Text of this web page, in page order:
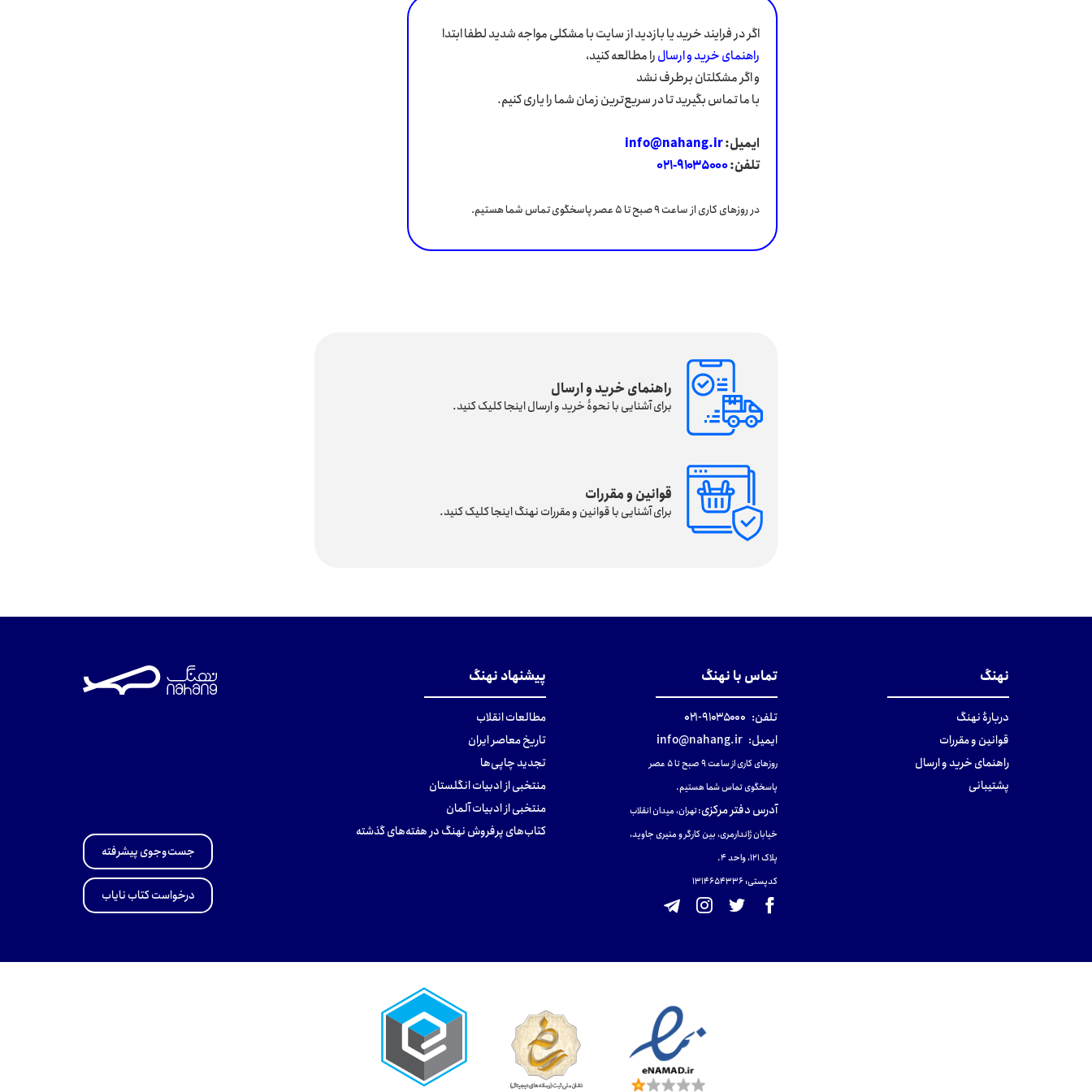
اگر در فرایند خرید یا بازدید از سایت با مشکلی مواجه شدید لطفا ابتدا
راهنمای خرید و ارسالرا مطالعه کنید،
و اگر مشکلتان برطرف نشد
با ما تماس بگیرید تا در سریع‌ترین زمان شما را یاری کنیم.
ایمیل:info@nahang.ir
تلفن:۹۱۰۳۵۰۰۰-۰۲۱
در روزهای کاری از ساعت ۹ صبح تا ۵ عصر پاسخگوی تماس شما هستیم.
راهنمای خرید و ارسال
برای آشنایی با نحوۀ خرید و ارسال اینجا کلیک کنید.
قوانین و مقررات
برای آشنایی با قوانین و مقررات نهنگ اینجا کلیک کنید.
نهنگ
دربارهٔ نهنگ
قوانین و مقررات
راهنمای خرید و ارسال
پشتیبانی
تماس با نهنگ
تلفن: ۹۱۰۳۵۰۰۰-۰۲۱
ایمیل: info@nahang.ir
روزهای کاری از ساعت ۹ صبح تا ۵ عصر
پاسخگوی تماس شما هستیم.
آدرس دفتر مرکزی:تهران، میدان انقلاب
خیابان ژاندارمری، بین کارگر و منیری جاوید،
پلاک 121، واحد ۴.
کدپستی: 131465433۶
پیشنهاد نهنگ
مطالعات انقلاب
تاریخ معاصر ایران
تجدید چاپی‌ها
منتخبی از ادبیات انگلستان
منتخبی از ادبیات آلمان
کتاب‌های پرفروش نهنگ در هفته‌های گذشته
جست‌وجوی پیشرفته
درخواست کتاب نایاب